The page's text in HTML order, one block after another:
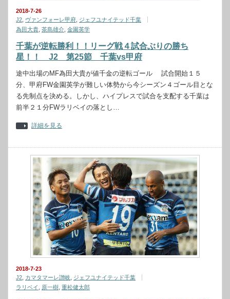
2018-7-26
J2 ヴァンフォーレ甲府 ジェフユナイテッド千葉
為田大貴 茶島雄介 金園英学
千葉が逆転勝利！！リーグ戦４試合ぶりの勝ち
星！！ J2 第25節 千葉vs甲府
途中出場のMF為田大貴が値千金の逆転ゴール 試合開始１５
分、甲府FW金園英学が難しい体勢から今シーズン４ゴール目とな
る先制点を決める。しかし、ハイプレスで試合を支配する千葉は
前半２１分FWラリベイの落とし…
詳細を見る
2018-7-23
J2 カマタマーレ讃岐
ジェフユナイテッド千葉
ラリベイ
原一樹 重松健太郎